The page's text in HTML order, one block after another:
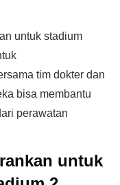
untuk stadium
tim dokter dan
bisa membantu
perawatan
untuk